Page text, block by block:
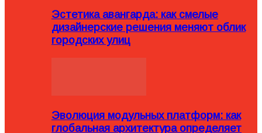
Эстетика авангарда: как смелые
дизайнерские решения меняют облик
городских улиц
Эволюция модульных платформ: как
глобальная архитектура определяет